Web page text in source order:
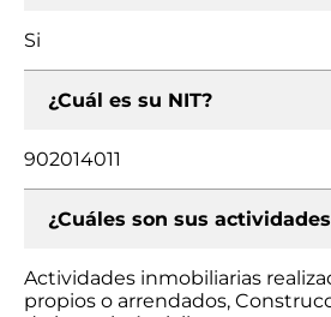
Si
¿Cuál es su NIT?
902014011
¿Cuáles son sus
Actividades inmobiliarias
propios o arrendados,